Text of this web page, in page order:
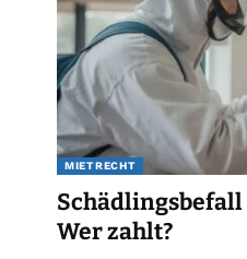
MIETRECHT
Wer zahlt?